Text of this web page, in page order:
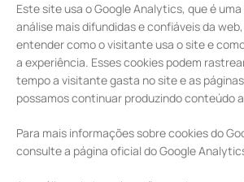
Este site usa o Google Analytics, que é
análise mais difundidas e confiáveis da
entender como o visitante usa o site e
a experiência. Esses cookies podem
tempo a visitante gasta no site e as
possamos continuar produzindo conteúdo
Para mais informações sobre cookies do
consulte a página oficial do Google